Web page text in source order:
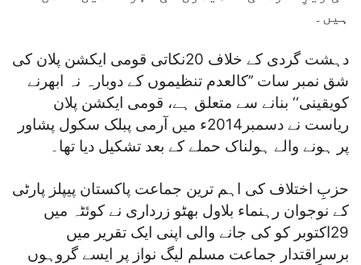
ہیں۔
دہشت گردی کے خلاف 20نکاتی قومی ایکشن پلان کی
شق نمبر سات ’’کالعدم تنظیموں کے دوبارہ نہ ابھرنے
کویقینی‘‘ بنانے سے متعلق ہے، قومی ایکشن پلان
ریاست نے دسمبر2014ء میں آرمی پبلک سکول پشاور
پر ہونے والے ہولناک حملے کے بعد تشکیل دیا تھا۔
حزبِ اختلاف کی اہم ترین جماعت پاکستان پیپلز پارٹی
کے نوجوان رہنماء بلاول بھٹو زرداری نے کوئٹہ میں
29اکتوبر کو کی جانے والی اپنی ایک تقریر میں
برسرِاقتدار جماعت مسلم لیگ نواز پر ایسے گروہوں